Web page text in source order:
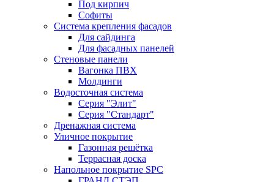
Под кирпич
Софиты
Система крепления фасадов
Для сайдинга
Для фасадных панелей
Стеновые панели
Вагонка ПВХ
Молдинги
Водосточная система
Серия "Элит"
Серия "Стандарт"
Дренажная система
Уличное покрытие
Газонная решётка
Террасная доска
Напольное покрытие SPC